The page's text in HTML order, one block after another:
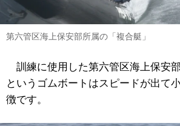
第六管区海上保安部所属の「複合艇」
訓練に使用した第六管区海上保安部
というゴムボートはスピードが出て
徴です。